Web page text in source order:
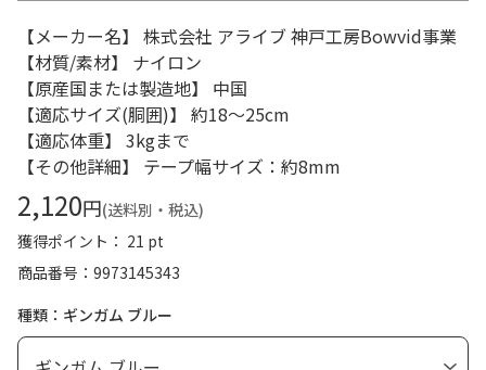
【メーカー名】 株式会社 アライブ 神戸工房Bowvid事業
【材質/素材】 ナイロン
【原産国または製造地】 中国
【適応サイズ(胴囲)】 約18～25cm
【適応体重】 3kgまで
【その他詳細】 テープ幅サイズ：約8mm
2,120円(送料別・税込)
獲得ポイント： 21 pt
商品番号
9973145343
種類：ギンガム ブルー